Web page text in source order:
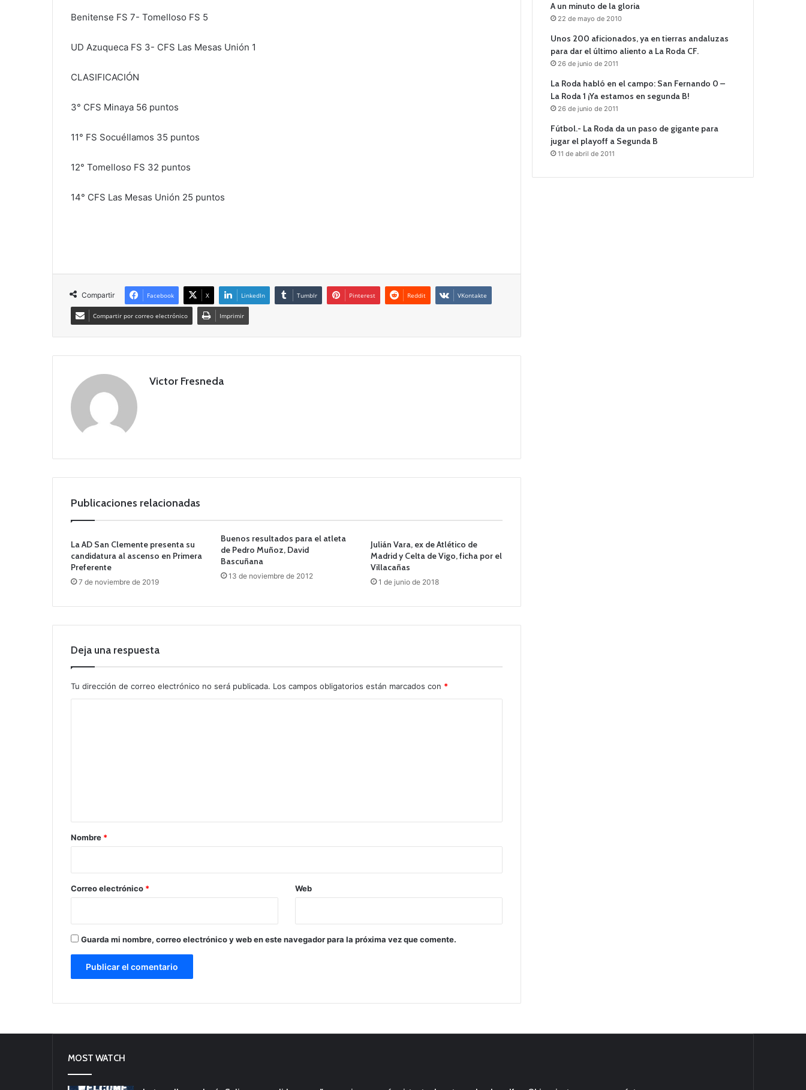
Benitense FS 7- Tomelloso FS 5
UD Azuqueca FS 3- CFS Las Mesas Unión 1
CLASIFICACIÓN
3° CFS Minaya 56 puntos
11° FS Socuéllamos 35 puntos
12° Tomelloso FS 32 puntos
14° CFS Las Mesas Unión 25 puntos
Compartir Facebook X LinkedIn Tumblr Pinterest Reddit VKontakte
Compartir por correo electrónico Imprimir
Victor Fresneda
Publicaciones relacionadas
La AD San Clemente presenta su
candidatura al ascenso en Primera
Preferente
7 de noviembre de 2019
Buenos resultados para el atleta
de Pedro Muñoz, David
Bascuñana
13 de noviembre de 2012
Julián Vara, ex de Atlético de
Madrid y Celta de Vigo, ficha por el
Villacañas
1 de junio de 2018
Deja una respuesta
Tu dirección de correo electrónico no será publicada. Los campos obligatorios están marcados con *
r
*
Nombre *
Correo electrónico * Web
Guarda mi nombre, correo electrónico y web en este navegador para la próxima vez que comente.
A un minuto de la gloria
22 de mayo de 2010
Unos 200 aficionados, ya en tierras andaluzas
para dar el último aliento a La Roda CF.
26 de junio de 2011
La Roda habló en el campo: San Fernando 0 –
La Roda 1 ¡Ya estamos en segunda B!
26 de junio de 2011
Fútbol.- La Roda da un paso de gigante para
jugar el playoff a Segunda B
11 de abril de 2011
MOST WATCH